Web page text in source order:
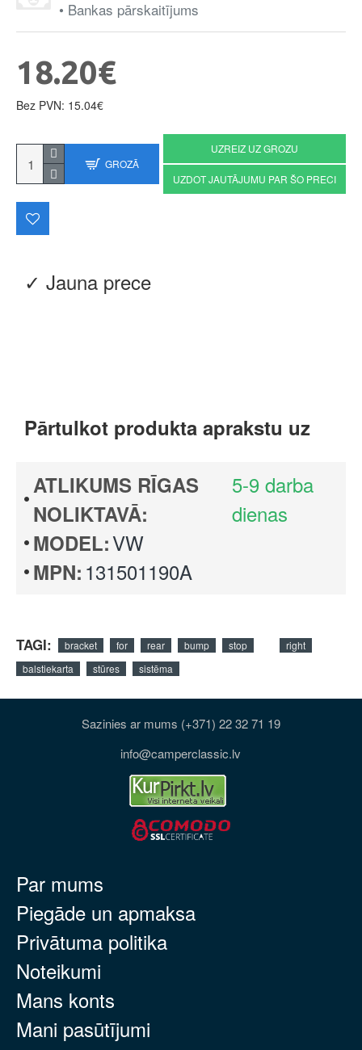
• Bankas pārskaitījums
✓ Jauna prece
Pārtulkot produkta aprakstu uz
ATLIKUMS RĪGAS
NOLIKTAVĀ:
5-9 darba
dienas
MODEL:VW
MPN: 131501190A
18.20€
Bez PVN: 15.04€
GROZĀ
UZREIZ UZ GROZU
UZDOT JAUTĀJUMU PAR ŠO PRECI
TAGI: bracket for rear bump stop
right
balstiekarta
stūres sistēma
Sazinies ar mums (+371) 22 32 71 19
info@camperclassic.lv
Par mums
Piegāde un apmaksa
Privātuma politika
Noteikumi
Mans konts
Mani pasūtījumi